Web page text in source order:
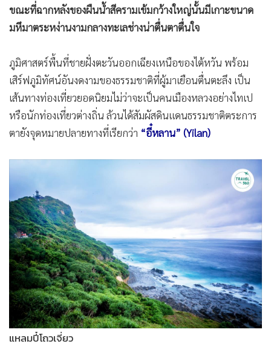
• อาชญากรรม
• Motoring
• วิทยาศาสตร์
• SMEs
• หุ้น
• อินโดจีน
กองทุนรวม
• Celeb Online
• Factcheck
• ญี่ปุ่น
• News1
• Gotomanager
ขณะที่ฉากหลังของผืนน้ำสีครามเข้มกว้างใหญ่นั้นมีเกาะขนาด
มหึมาตระหง่านงามกลางทะเลช่างน่าตื่นตาตื่นใจ
ภูมิศาสตร์พื้นที่ชายฝั่งตะวันออกเฉียงเหนือของไต้หวัน พร้อม
เสิร์ฟภูมิทัศน์อันงดงามของธรรมชาติที่ผู้มาเยือนตื่นตะลึง เป็น
เส้นทางท่องเที่ยวยอดนิยมไม่ว่าจะเป็นคนเมืองหลวงอย่างไทเป
หรือนักท่องเที่ยวต่างถิ่น ล้วนได้สัมผัสดินแดนธรรมชาติตระการ
ตายังจุดหมายปลายทางที่เรียกว่า “อี๋หลาน” (Yilan)
แหลมปี๋โถวเจี่ยว